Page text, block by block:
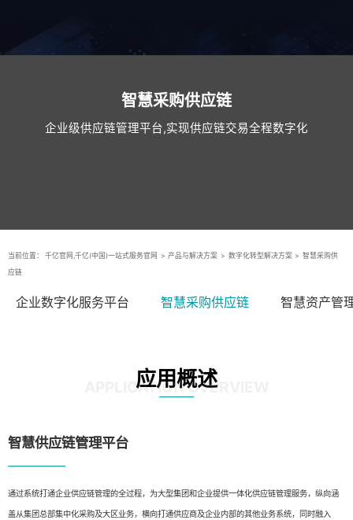
智慧采购供应链
企业级供应链管理平台,实现供应链交易全程数字化
当前位置： 千亿官网,千亿(中国)一站式服务官网 > 产品与解决方案 > 数字化转型解决方案 > 智慧采购供
应链
企业数字化服务平台 智慧采购供应链 智慧资产管
应用概述
APPLICATION OVERVIEW
智慧供应链管理平台
通过系统打通企业供应链管理的全过程，为大型集团和企业提供一体化供应链管理服务，纵向涵
盖从集团总部集中化采购及大区业务，横向打通供应商及企业内部的其他业务系统，同时融入